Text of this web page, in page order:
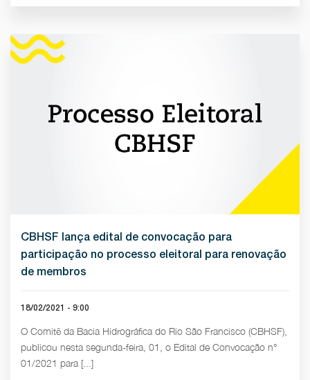
CBHSF lança edital de convocação para
participação no processo eleitoral para renovação
de membros
18/02/2021 - 9:00
O Comitê da Bacia Hidrográfica do Rio São Francisco (CBHSF),
publicou nesta segunda-feira, 01, o Edital de Convocação n°
01/2021 para [...]